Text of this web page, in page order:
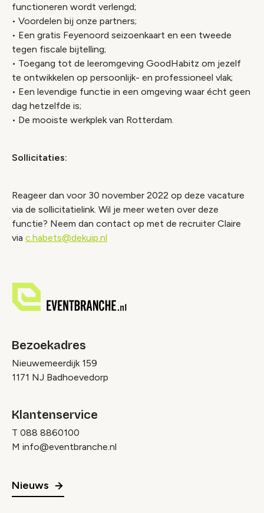
functioneren wordt verlengd;
• Voordelen bij onze partners;
• Een gratis Feyenoord seizoenkaart en een tweede
tegen fiscale bijtelling;
• Toegang tot de leeromgeving GoodHabitz om jezelf
te ontwikkelen op persoonlijk- en professioneel vlak;
• Een levendige functie in een omgeving waar écht geen
dag hetzelfde is;
• De mooiste werkplek van Rotterdam.
Sollicitaties:
Reageer dan voor 30 november 2022 op deze vacature
via de sollicitatielink. Wil je meer weten over deze
functie? Neem dan contact op met de recruiter Claire
via c.habets@dekuip.nl
Bezoekadres
Nieuwemeerdijk 159
1171 NJ Badhoevedorp
Klantenservice
T 088 8860100
M info@eventbranche.nl
Nieuws